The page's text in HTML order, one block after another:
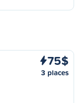
75$
3 places